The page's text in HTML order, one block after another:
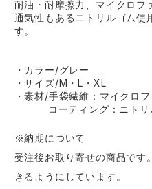
耐油・耐摩擦力、マイクロフ
通気性もあるニトリルゴム使
す。
・カラー/グレー
・サイズ/M・L・XL
・素材/手袋繊維：マイクロ
コーティング：ニトリ
※納期について
受注後お取り寄せの商品です
きるようにしています。